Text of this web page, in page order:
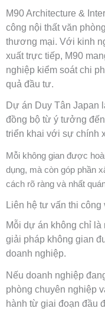
M90 Architecture &
công nội thất văn
thương mại. Với kinh
xuất trực tiếp, M90
nghiệp kiểm soát chi
quả đầu tư.
Dự án Duy Tân Japan
đồng bộ từ ý tưởng
triển khai với sự chính
Mỗi không gian được
dụng, mà còn góp phần
cách rõ ràng và nhất
Liên hệ tư vấn thi công
Mỗi dự án không chỉ là
giải pháp không gian
doanh nghiệp.
Nếu doanh nghiệp
phòng chuyên nghiệp
hành từ giai đoạn đầu